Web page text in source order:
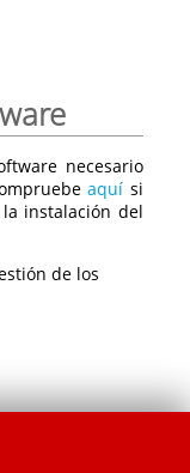
necesario
aquí si
instalación del
de los